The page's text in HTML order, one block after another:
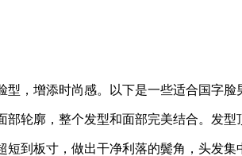
，增添时尚感。以下是一些适合国字脸
轮廓，整个发型和面部完美结合。发
到板寸，做出干净利落的鬓角，头发